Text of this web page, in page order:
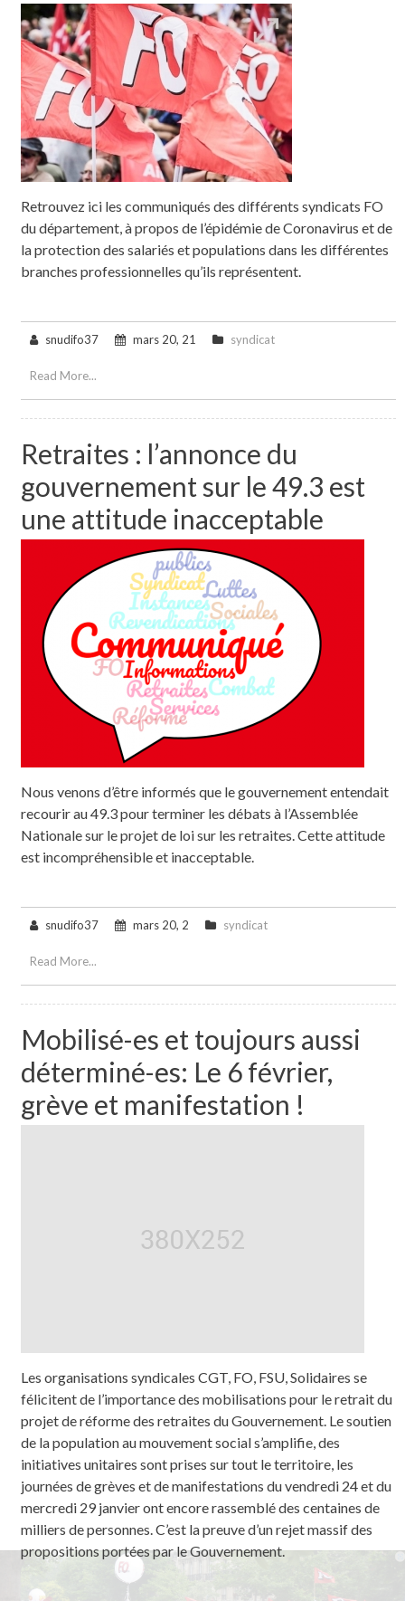
Retrouvez ici les communiqués des différents syndicats FO
du département, à propos de l’épidémie de Coronavirus et de
la protection des salariés et populations dans les différentes
branches professionnelles qu’ils représentent.
snudifo37 mars 20, 21 syndicat
Read More...
Retraites : l’annonce du
gouvernement sur le 49.3 est
une attitude inacceptable
Nous venons d’être informés que le gouvernement entendait
recourir au 49.3 pour terminer les débats à l’Assemblée
Nationale sur le projet de loi sur les retraites. Cette attitude
est incompréhensible et inacceptable.
snudifo37 mars 20, 2 syndicat
Read More...
Mobilisé-es et toujours aussi
déterminé-es: Le 6 février,
grève et manifestation !
Les organisations syndicales CGT, FO, FSU, Solidaires se
félicitent de l’importance des mobilisations pour le retrait du
projet de réforme des retraites du Gouvernement. Le soutien
de la population au mouvement social s’amplifie, des
initiatives unitaires sont prises sur tout le territoire, les
journées de grèves et de manifestations du vendredi 24 et du
mercredi 29 janvier ont encore rassemblé des centaines de
milliers de personnes. C’est la preuve d’un rejet massif des
propositions portées par le Gouvernement.